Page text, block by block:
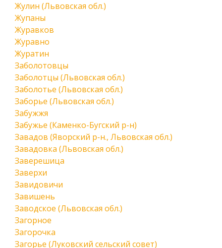
Жулин (Львовская обл.)
Жупаны
Журавков
Журавно
Журатин
Заболотовцы
Заболотцы (Львовская обл.)
Заболотье (Львовская обл.)
Заборье (Львовская обл.)
Забужжя
Забужье (Каменко-Бугский р-н)
Завадов (Яворский р-н., Львовская обл.)
Завадовка (Львовская обл.)
Заверешица
Заверхи
Завидовичи
Завишень
Заводское (Львовская обл.)
Загорное
Загорочка
Загорье (Луковский сельский совет)